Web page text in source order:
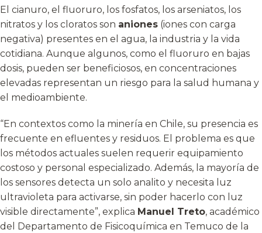
El cianuro, el fluoruro, los fosfatos, los arseniatos, los
nitratos y los cloratos son aniones (iones con carga
negativa) presentes en el agua, la industria y la vida
cotidiana. Aunque algunos, como el fluoruro en bajas
dosis, pueden ser beneficiosos, en concentraciones
elevadas representan un riesgo para la salud humana y
el medioambiente.
“En contextos como la minería en Chile, su presencia es
frecuente en efluentes y residuos. El problema es que
los métodos actuales suelen requerir equipamiento
costoso y personal especializado. Además, la mayoría de
los sensores detecta un solo analito y necesita luz
ultravioleta para activarse, sin poder hacerlo con luz
visible directamente”, explica Manuel Treto, académico
del Departamento de Fisicoquímica en Temuco de la